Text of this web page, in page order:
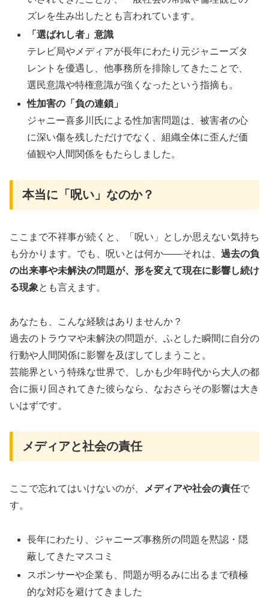
ズレを生み出したとも言われています。
「選ばれし者」意識
テレビ局やメディアが長年にわたり元ジャニーズタ
レントを優遇し、他事務所を排除してきたことで、
選民意識や特権意識が強くなったという指摘も 。
性加害の「負の連鎖」
ジャニー喜多川氏による性加害問題は、被害者の心
に深い傷を残しただけでなく、組織全体に歪んだ価
値観や人間関係をもたらしました 。
本当に「呪い」なのか？
ここまで不祥事が続くと、「呪い」としか思えない気持ち
も分かります。でも、呪いとは何か――それは、 過去の負
の出来事や未解決の問題が、形を変えて現在に影響し続け
る現象とも言えます。
あなたも、こんな経験はありませんか？
過去のトラウマや未解決の問題が、ふとした瞬間に自分の
行動や人間関係に影響を及ぼしてしまうこと。
芸能界という特殊な世界で、しかも少年時代から大人の都
合に振り回されてきた彼らなら、なおさらその影響は大き
いはずです。
メディアと社会の責任
ここで忘れてはいけないのが、 メディアや社会の責任で
す。
長年にわたり、ジャニーズ事務所の問題を黙認・隠
蔽してきたマスコミ
スポンサーや企業も、問題が明るみに出るまで積極
的な対応を避けてきました